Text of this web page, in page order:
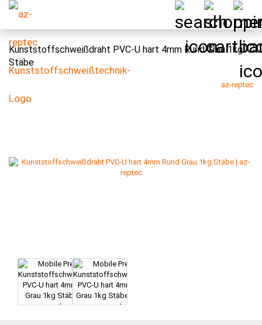
Kunststoffschweißdraht PVC-U hart 4mm Rund Grau 1kg
Stäbe
az-reptec